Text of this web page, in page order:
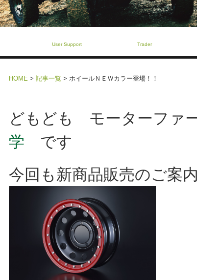
User Support Trader
HOME > 記事一覧 > ホイールＮＥＷカラー登場！！
どもども モーターフ
学 です
今回も新商品販売のご案